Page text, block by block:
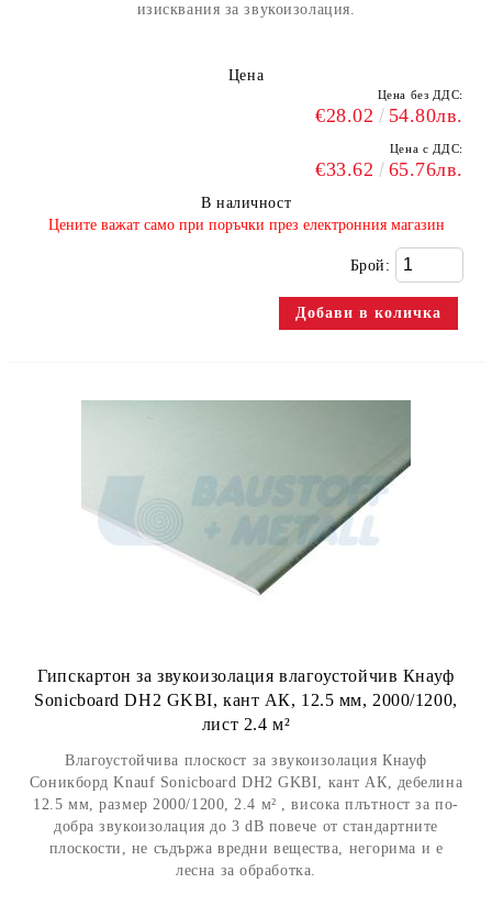
изисквания за звукоизолация.
Цена
Цена без ДДС:
€28.02 54.80лв.
Цена с ДДС:
€33.62 65.76лв.
В наличност
​Цените важат само при поръчки през електронния магазин
Брой:
Гипскартон за звукоизолация влагоустойчив Кнауф
Sonicboard DH2 GKBI, кант АК, 12.5 мм, 2000/1200,
лист 2.4 м²
Влагоустойчива плоскост за звукоизолация Кнауф
Соникборд Knauf Sonicboard DH2 GKBI, кант АК, дебелина
12.5 мм, размер 2000/1200, 2.4 м² , висока плътност за по-
добрa звукоизолация до 3 dB повече от стандартните
плоскости, не съдържа вредни вещества, негорима и е
лесна за обработка.